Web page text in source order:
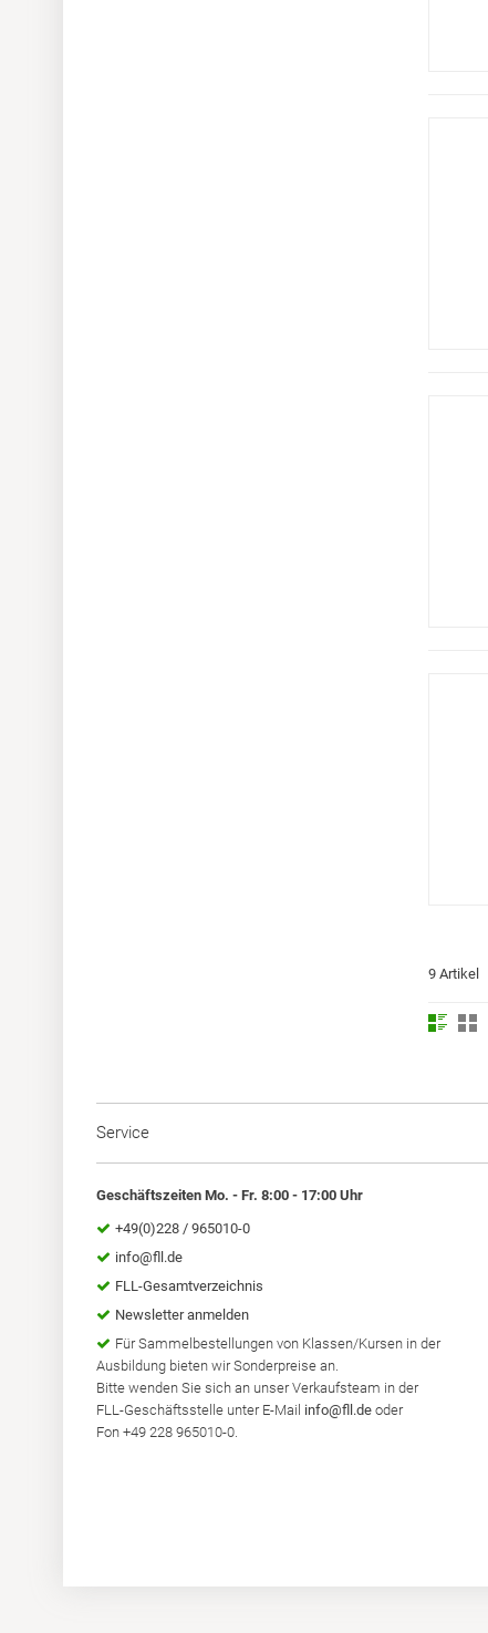
9 Artikel
Service
Geschäftszeiten Mo. - Fr. 8:00 - 17:00 Uhr
+49(0)228 / 965010-0
info@fll.de
FLL-Gesamtverzeichnis
Newsletter anmelden
Für Sammelbestellungen von Klassen/Kursen in der
Ausbildung bieten wir Sonderpreise an.
Bitte wenden Sie sich an unser Verkaufsteam in der
FLL-Geschäftsstelle unter E-Mail info@fll.de oder
Fon +49 228 965010-0.